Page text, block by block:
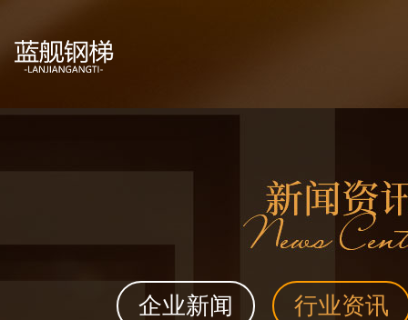
企业新闻 行业资讯